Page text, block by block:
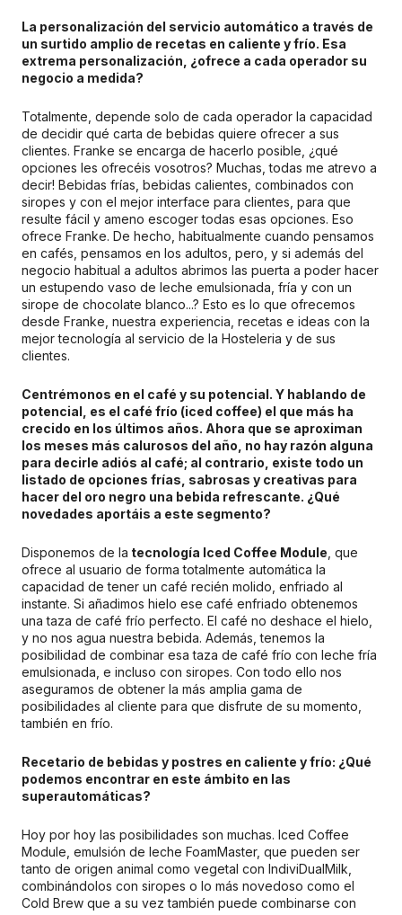
La personalización del servicio automático a través de
un surtido amplio de recetas en caliente y frío. Esa
extrema personalización, ¿ofrece a cada operador su
negocio a medida?
Totalmente, depende solo de cada operador la capacidad
de decidir qué carta de bebidas quiere ofrecer a sus
clientes. Franke se encarga de hacerlo posible, ¿qué
opciones les ofrecéis vosotros? Muchas, todas me atrevo a
decir! Bebidas frías, bebidas calientes, combinados con
siropes y con el mejor interface para clientes, para que
resulte fácil y ameno escoger todas esas opciones. Eso
ofrece Franke. De hecho, habitualmente cuando pensamos
en cafés, pensamos en los adultos, pero, y si además del
negocio habitual a adultos abrimos las puerta a poder hacer
un estupendo vaso de leche emulsionada, fría y con un
sirope de chocolate blanco...? Esto es lo que ofrecemos
desde Franke, nuestra experiencia, recetas e ideas con la
mejor tecnología al servicio de la Hosteleria y de sus
clientes.
Centrémonos en el café y su potencial. Y hablando de
potencial, es el café frío (iced coffee) el que más ha
crecido en los últimos años. Ahora que se aproximan
los meses más calurosos del año, no hay razón alguna
para decirle adiós al café; al contrario, existe todo un
listado de opciones frías, sabrosas y creativas para
hacer del oro negro una bebida refrescante. ¿Qué
novedades aportáis a este segmento?
Disponemos de la tecnología Iced Coffee Module , que
ofrece al usuario de forma totalmente automática la
capacidad de tener un café recién molido, enfriado al
instante. Si añadimos hielo ese café enfriado obtenemos
una taza de café frío perfecto. El café no deshace el hielo,
y no nos agua nuestra bebida. Además, tenemos la
posibilidad de combinar esa taza de café frío con leche fría
emulsionada, e incluso con siropes. Con todo ello nos
aseguramos de obtener la más amplia gama de
posibilidades al cliente para que disfrute de su momento,
también en frío.
Recetario de bebidas y postres en caliente y frío: ¿Qué
podemos encontrar en este ámbito en las
superautomáticas?
Hoy por hoy las posibilidades son muchas. Iced Coffee
Module, emulsión de leche FoamMaster, que pueden ser
tanto de origen animal como vegetal con IndiviDualMilk,
combinándolos con siropes o lo más novedoso como el
Cold Brew que a su vez también puede combinarse con